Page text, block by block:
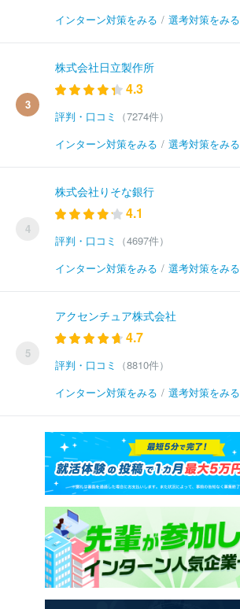
インターン対策をみる / 選考対策をみる
3
株式会社日立製作所
4.3
評判・口コミ
（7274件）
インターン対策をみる / 選考対策をみる
4
株式会社りそな銀行
4.1
評判・口コミ
（4697件）
インターン対策をみる / 選考対策をみる
5
アクセンチュア株式会社
4.7
評判・口コミ
（8810件）
インターン対策をみる / 選考対策をみる